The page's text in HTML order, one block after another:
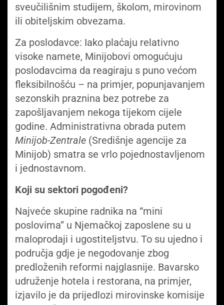
sveučilišnim studijem, školom, mirovinom
ili obiteljskim obvezama.
Za poslodavce: Iako plaćaju relativno
visoke namete, Minijobovi omogućuju
poslodavcima da reagiraju s puno većom
fleksibilnošću – na primjer, popunjavanjem
sezonskih praznina bez potrebe za
zapošljavanjem nekoga tijekom cijele
godine. Administrativna obrada putem
Minijob-Zentrale (Središnje agencije za
Minijob) smatra se vrlo pojednostavljenom
i jednostavnom.
Koji su sektori pogođeni?
Najveće skupine radnika na “mini
poslovima” u Njemačkoj zaposlene su u
maloprodaji i ugostiteljstvu. To su ujedno i
područja gdje je negodovanje zbog
predloženih reformi najglasnije. Bavarsko
udruženje hotela i restorana, na primjer,
izjavilo je da prijedlozi mirovinske komisije